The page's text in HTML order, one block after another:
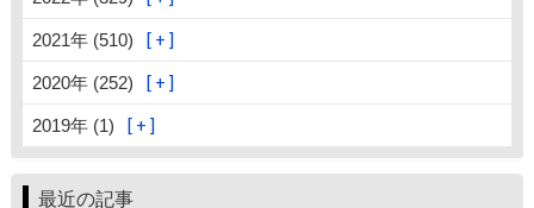
2021年 (510)
2020年 (252)
2019年 (1)
最近の記事